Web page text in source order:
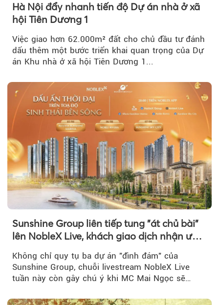
Hà Nội đẩy nhanh tiến độ Dự án nhà ở xã
hội Tiên Dương 1
Việc giao hơn 62.000m² đất cho chủ đầu tư đánh
dấu thêm một bước triển khai quan trọng của Dự
án Khu nhà ở xã hội Tiên Dương 1...
Sunshine Group liên tiếp tung "át chủ bài"
lên NobleX Live, khách giao dịch nhận ưu
Không chỉ quy tụ ba dự án "đình đám" của
Sunshine Group, chuỗi livestream NobleX Live
tuần này còn gây chú ý khi MC Mai Ngọc sẽ